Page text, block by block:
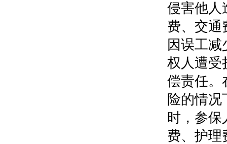
侵害他人
费、交通
因误工
权人遭受
偿责任。
险的情
时，参保
费、护理